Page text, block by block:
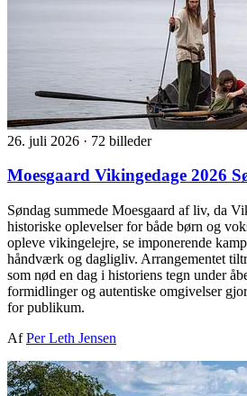
26. juli 2026 · 72 billeder
Moesgaard Vikingedage 2026
Søndag summede Moesgaard af liv, da
historiske oplevelser for både børn og
opleve vikingelejre, se imponerende
håndværk og dagligliv. Arrangementet
som nød en dag i historiens tegn under
formidlinger og autentiske omgivelser
for publikum.
AfPer Leth Jensen